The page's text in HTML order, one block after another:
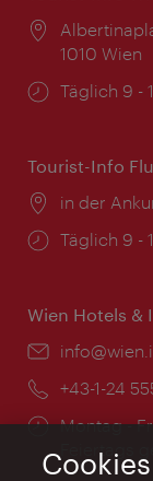
Ort:
1010 Wien
Täglich 9 -
Tourist-Info
Ort:
in der
Täglich 9 -
Wien Hotels &
Email:
Telefon:
+43-1-24
Montag -
Feiertags